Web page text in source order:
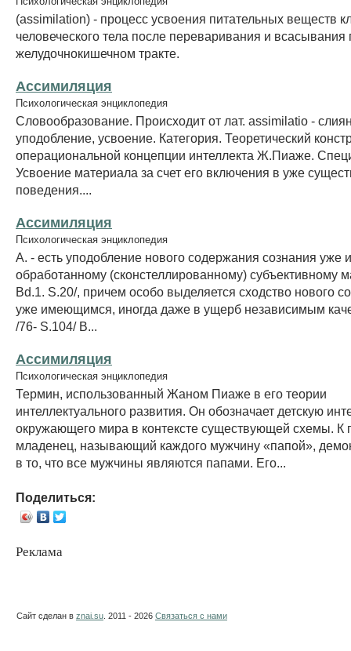
(assimilation) - процесс усвоения питательных веществ
человеческого тела после переваривания и
желудочнокишечном тракте.
Ассимиляция
Психологическая энциклопедия
Словообразование. Происходит от лат. assimilatio -
уподобление, усвоение. Категория. Теоретический
операциональной концепции интеллекта Ж.Пиаже.
Усвоение материала за счет его включения в уже
поведения....
Ассимиляция
Психологическая энциклопедия
А. - есть уподобление нового содержания сознания
обработанному (сконстеллированному) субъективному
Bd.1. S.20/, причем особо выделяется сходство нового
уже имеющимся, иногда даже в ущерб независимым
/76- S.104/ В...
Ассимиляция
Психологическая энциклопедия
Термин, использованный Жаном Пиаже в его теории
интеллектуального развития. Он обозначает детскую
окружающего мира в контексте существующей схемы. К
младенец, называющий каждого мужчину «папой»,
в то, что все мужчины являются папами. Его...
Поделиться:
Реклама
Сайт сделан в znai.su . 2011 - 2026 Связаться с нами